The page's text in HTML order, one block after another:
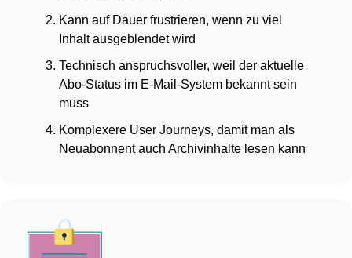
Kann auf Dauer frustrieren, wenn zu viel
Inhalt ausgeblendet wird
Technisch anspruchsvoller, weil der aktuelle
Abo-Status im E-Mail-System bekannt sein
muss
Komplexere User Journeys, damit man als
Neuabonnent auch Archivinhalte lesen kann